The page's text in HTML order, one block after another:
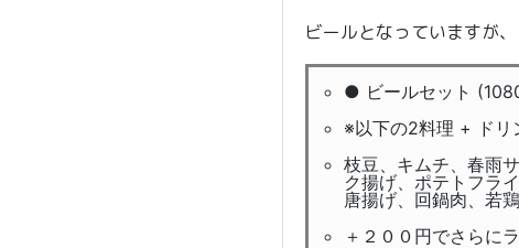
ビールとなっていますが
● ビールセット
※以下の2料理 + ドリ
枝豆、キムチ、春雨
ク揚げ、ポテトフラ
唐揚げ、回鍋肉、若
＋２００円でさらに